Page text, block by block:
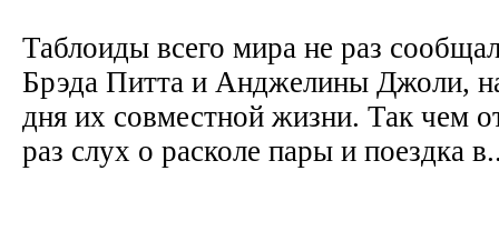
Таблоиды всего мира не раз
Брэда Питта и Анджелины Джоли,
дня их совместной жизни. Так чем
раз слух о расколе пары и поездка